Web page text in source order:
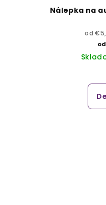
od
od